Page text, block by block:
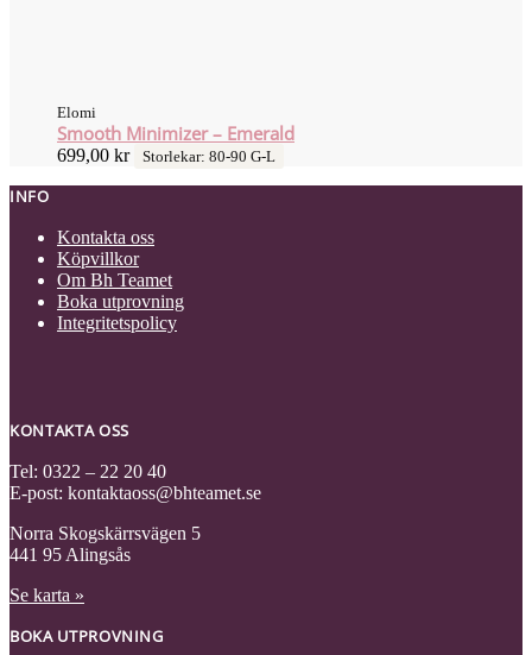
Elomi
Smooth Minimizer – Emerald
699,00 kr Storlekar: 80-90 G-L
INFO
Kontakta oss
Köpvillkor
Om Bh Teamet
Boka utprovning
Integritetspolicy
KONTAKTA OSS
Tel: 0322 – 22 20 40
E-post: kontaktaoss@bhteamet.se
Norra Skogskärrsvägen 5
441 95 Alingsås
Se karta »
BOKA UTPROVNING